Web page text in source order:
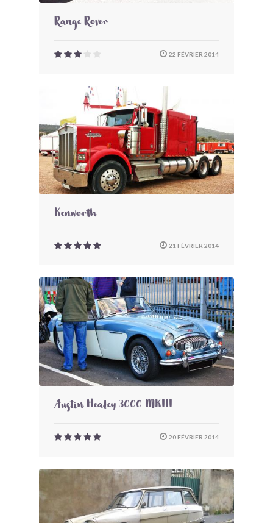
Range Rover
22 FÉVRIER 2014
Kenworth
21 FÉVRIER 2014
Austin Healey 3000 MKIII
20 FÉVRIER 2014